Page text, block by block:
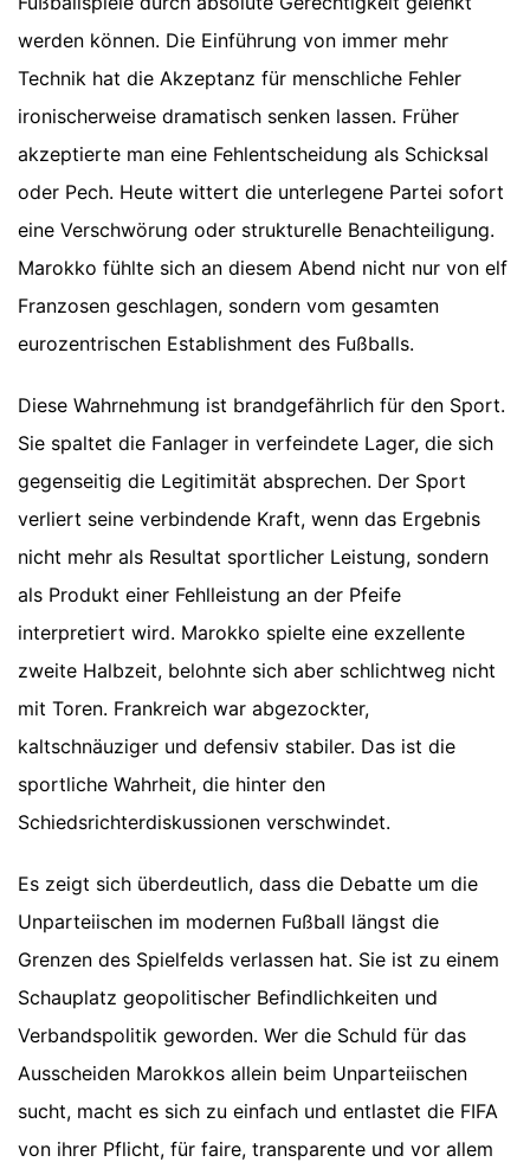
werden können. Die Einführung von immer mehr
Technik hat die Akzeptanz für menschliche Fehler
ironischerweise dramatisch senken lassen. Früher
akzeptierte man eine Fehlentscheidung als Schicksal
oder Pech. Heute wittert die unterlegene Partei sofort
eine Verschwörung oder strukturelle Benachteiligung.
Marokko fühlte sich an diesem Abend nicht nur von elf
Franzosen geschlagen, sondern vom gesamten
eurozentrischen Establishment des Fußballs.
Diese Wahrnehmung ist brandgefährlich für den Sport.
Sie spaltet die Fanlager in verfeindete Lager, die sich
gegenseitig die Legitimität absprechen. Der Sport
verliert seine verbindende Kraft, wenn das Ergebnis
nicht mehr als Resultat sportlicher Leistung, sondern
als Produkt einer Fehlleistung an der Pfeife
interpretiert wird. Marokko spielte eine exzellente
zweite Halbzeit, belohnte sich aber schlichtweg nicht
mit Toren. Frankreich war abgezockter,
kaltschnäuziger und defensiv stabiler. Das ist die
sportliche Wahrheit, die hinter den
Schiedsrichterdiskussionen verschwindet.
Es zeigt sich überdeutlich, dass die Debatte um die
Unparteiischen im modernen Fußball längst die
Grenzen des Spielfelds verlassen hat. Sie ist zu einem
Schauplatz geopolitischer Befindlichkeiten und
Verbandspolitik geworden. Wer die Schuld für das
Ausscheiden Marokkos allein beim Unparteiischen
sucht, macht es sich zu einfach und entlastet die FIFA
von ihrer Pflicht, für faire, transparente und vor allem